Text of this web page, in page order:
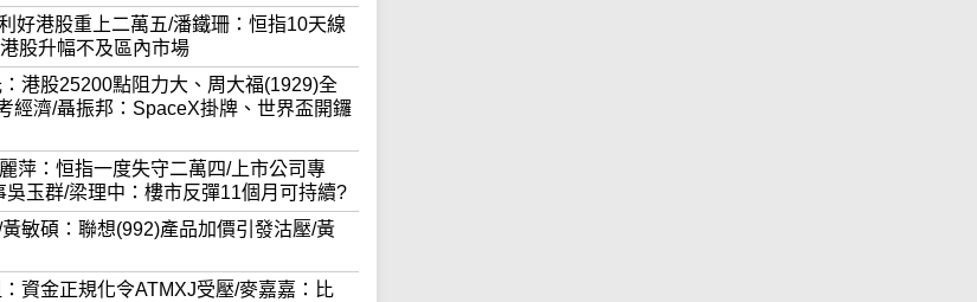
好港股重上二萬五/潘鐵珊：恒指10天線
股升幅不及區內市場
港股25200點阻力大、周大福(1929)全
經濟/聶振邦：SpaceX掛牌、世界盃開鑼
萍：恒指一度失守二萬四/上市公司專
玉群/梁理中：樓市反彈11個月可持續?
敏碩：聯想(992)產品加價引發沽壓/黃
資金正規化令ATMXJ受壓/麥嘉嘉：比